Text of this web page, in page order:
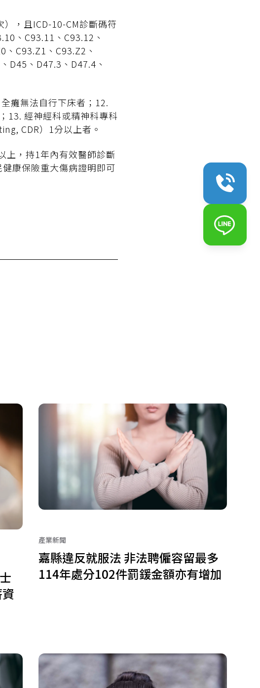
，且ICD-10-CM診斷碼符
、C93.11、C93.12、
C93.Z1、C93.Z2、
D45、D47.3、D47.4、
癱無法自行下床者；12.
13. 經神經科或精神科專科
CDR）1分以上者。
上，持1年內有效醫師診斷
康保險重大傷病證明即可
產業新聞
嘉縣違反就服法 非法聘僱容留最多
114年處分102件罰鍰金額亦有增加